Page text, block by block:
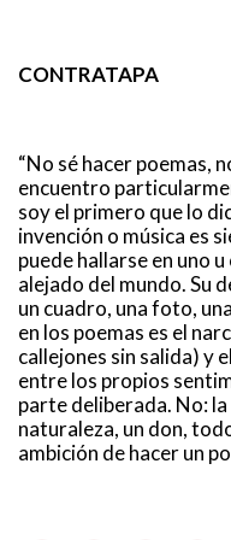
CONTRATAPA
“No sé hacer poemas,
encuentro
soy el primero que lo
invención o música es
puede hallarse en uno
alejado del mundo. Su
un cuadro, una foto,
en los poemas es el
callejones sin salida) y
entre los propios
parte deliberada. No:
naturaleza, un don,
ambición de hacer un